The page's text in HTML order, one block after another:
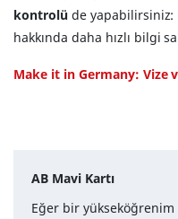
kontrolüde yapabilirsiniz:
hakkında daha hızlı bilgi
Make it in Germany: Vize
AB Mavi Kartı
Eğer bir